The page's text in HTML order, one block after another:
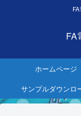
FA
ホームページ
サンプルダウンロ